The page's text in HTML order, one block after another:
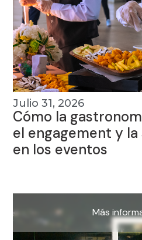
Julio 31, 2026
Cómo la
el engagement y
en los eventos
Más